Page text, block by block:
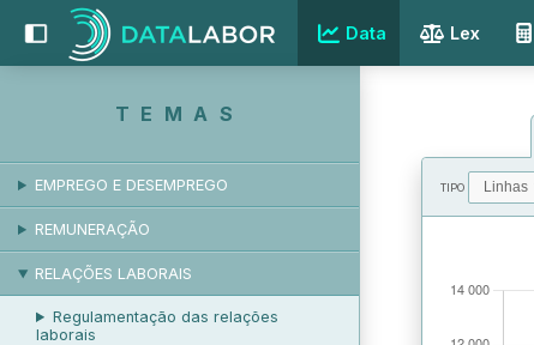
Data Lex
TEMAS
EMPREGO E DESEMPREGO
REMUNERAÇÃO
RELAÇÕES LABORAIS
Regulamentação das relações
laborais
TIPO